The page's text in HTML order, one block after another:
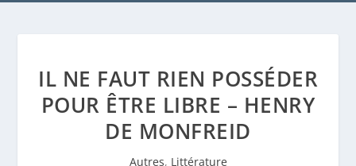
IL NE FAUT RIEN POSSÉDER
POUR ÊTRE LIBRE – HENRY
DE MONFREID
Autres, Littérature